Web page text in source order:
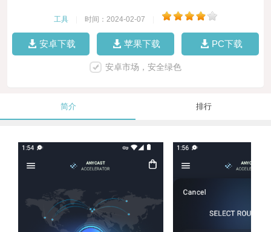
工具 时间：2024-02-07
安卓下载 苹果下载 PC下载
安卓市场，安全绿色
简介 排行